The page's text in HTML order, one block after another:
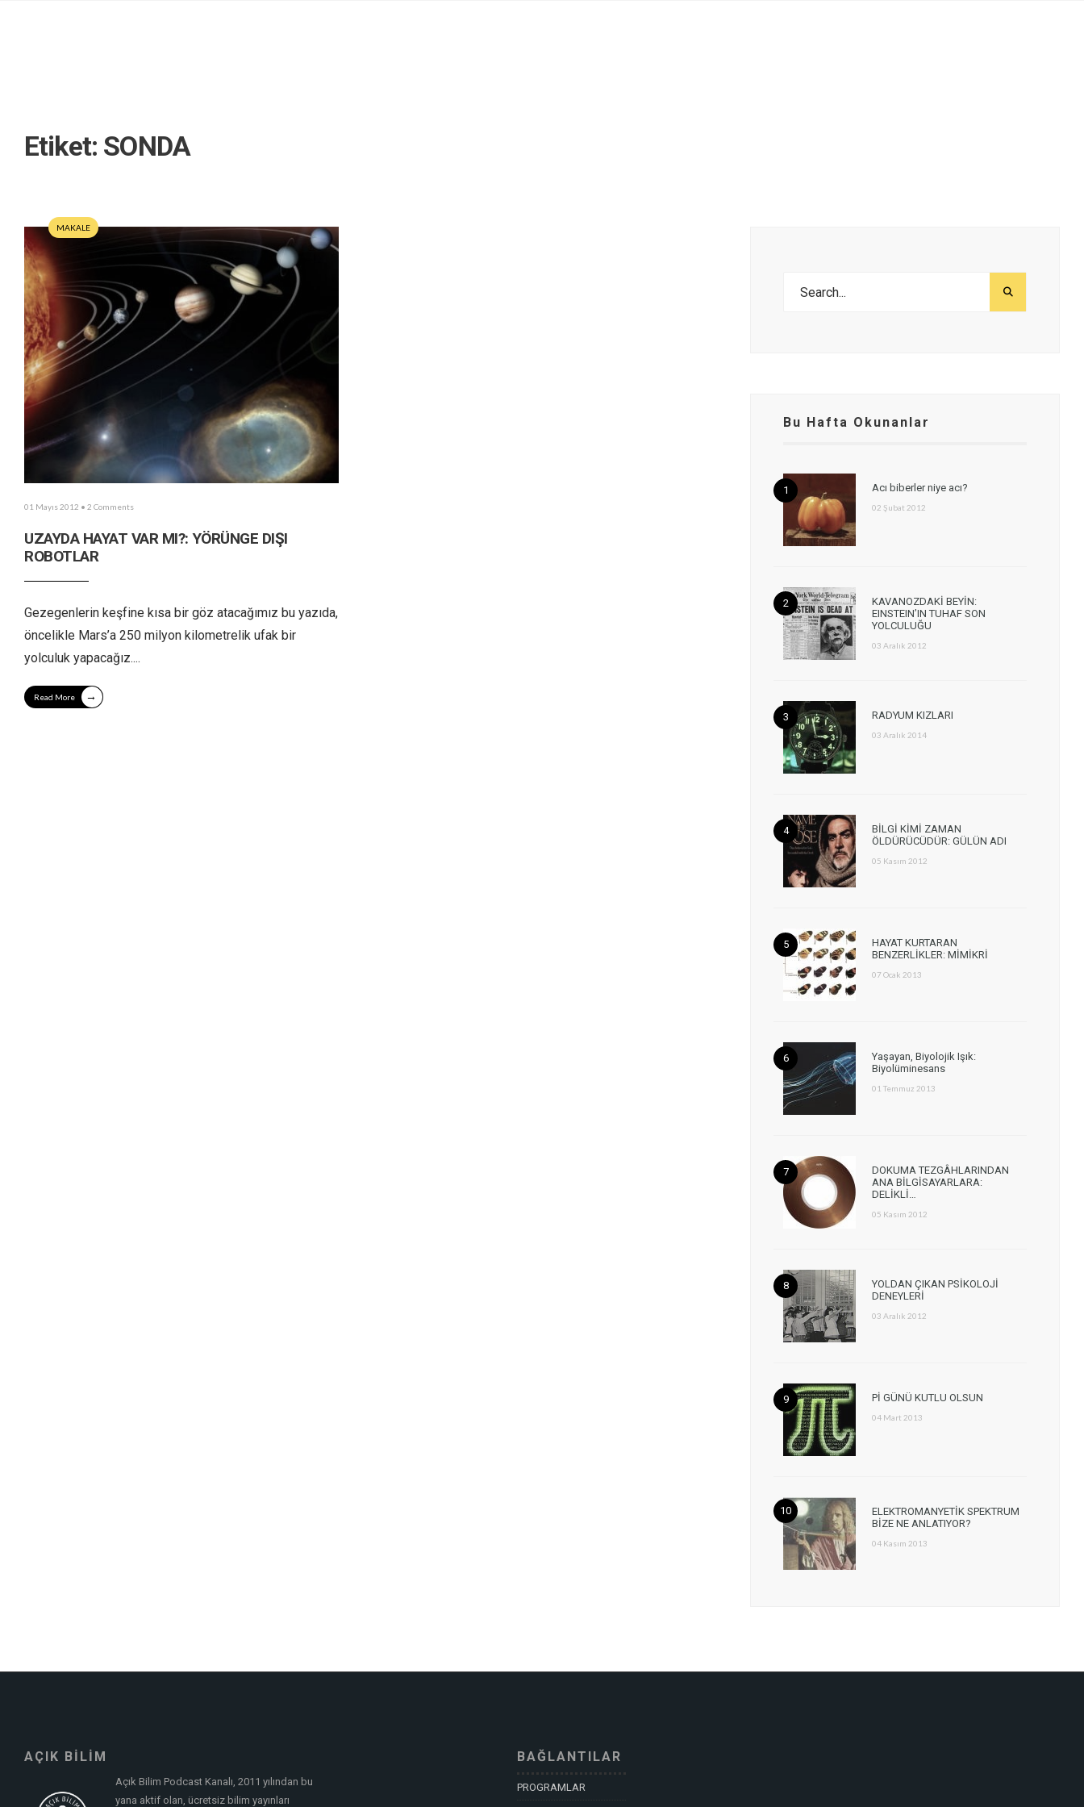
Etiket: SONDA
MAKALE
01 Mayıs 2012 • 2 Comments
UZAYDA HAYAT VAR MI?: YÖRÜNGE DIŞI
ROBOTLAR
Gezegenlerin keşfine kısa bir göz atacağımız bu yazıda,
öncelikle Mars’a 250 milyon kilometrelik ufak bir
yolculuk yapacağız....
Read More →
Bu Hafta Okunanlar
Acı biberler niye acı?
02 Şubat 2012
KAVANOZDAKİ BEYİN:
EINSTEIN’IN TUHAF SON
YOLCULUĞU
03 Aralık 2012
RADYUM KIZLARI
03 Aralık 2014
BİLGİ KİMİ ZAMAN
ÖLDÜRÜCÜDÜR: GÜLÜN ADI
05 Kasım 2012
HAYAT KURTARAN
BENZERLİKLER: MİMİKRİ
07 Ocak 2013
Yaşayan, Biyolojik Işık:
Biyolüminesans
01 Temmuz 2013
DOKUMA TEZGÂHLARINDAN
ANA BİLGİSAYARLARA:
DELİKLİ…
05 Kasım 2012
YOLDAN ÇIKAN PSİKOLOJİ
DENEYLERİ
03 Aralık 2012
Pİ GÜNÜ KUTLU OLSUN
04 Mart 2013
ELEKTROMANYETİK SPEKTRUM
BİZE NE ANLATIYOR?
04 Kasım 2013
AÇIK BİLİM
Açık Bilim Podcast Kanalı, 2011 yılından bu
yana aktif olan, ücretsiz bilim yayınları
BAĞLANTILAR
PROGRAMLAR